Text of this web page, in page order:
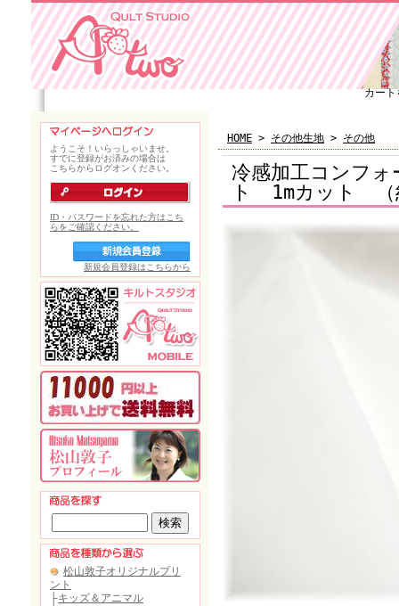
カート
HOME > その他生地 > その他
冷感加工コンフ
ト 1mカット （